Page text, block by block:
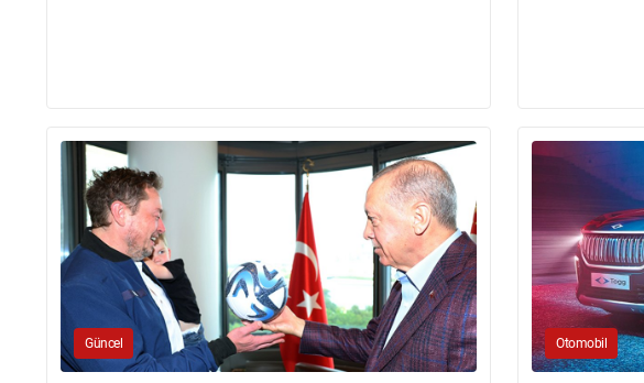
Güncel Otomobil